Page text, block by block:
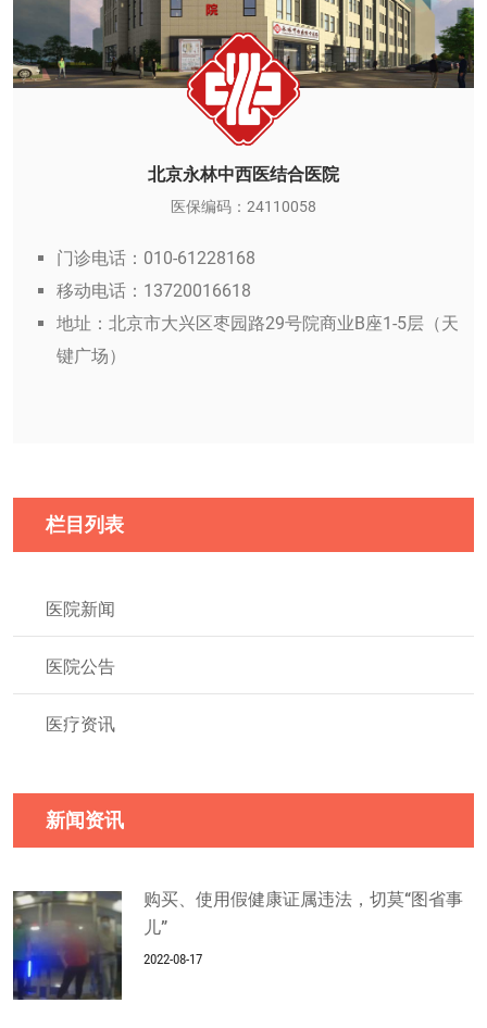
北京永林中西医结合医院
医保编码：24110058
门诊电话：010-61228168
移动电话：13720016618
地址：北京市大兴区枣园路29号院商业B座1-5层（天
键广场）
栏目列表
医院新闻
医院公告
医疗资讯
新闻资讯
购买、使用假健康证属违法，切莫“图省事
儿”
2022-08-17